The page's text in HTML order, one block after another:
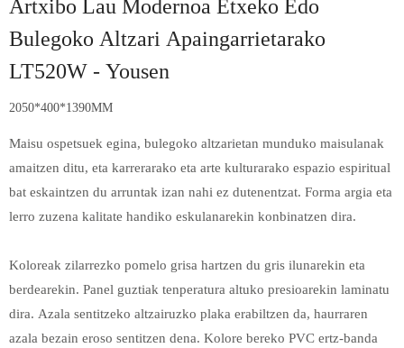
Artxibo Lau Modernoa Etxeko Edo
Bulegoko Altzari Apaingarrietarako
LT520W - Yousen
2050*400*1390MM
Maisu ospetsuek egina, bulegoko altzarietan munduko maisulanak
amaitzen ditu, eta karrerarako eta arte kulturarako espazio espiritual
bat eskaintzen du arruntak izan nahi ez dutenentzat. Forma argia eta
lerro zuzena kalitate handiko eskulanarekin konbinatzen dira.
Koloreak zilarrezko pomelo grisa hartzen du gris ilunarekin eta
berdearekin. Panel guztiak tenperatura altuko presioarekin laminatu
dira. Azala sentitzeko altzairuzko plaka erabiltzen da, haurraren
azala bezain eroso sentitzen dena. Kolore bereko PVC ertz-banda